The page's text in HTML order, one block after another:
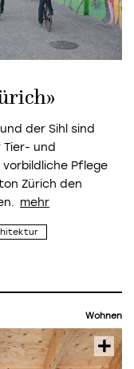
der Sihl sind
und
Pflege
Zürich den
Wohnen